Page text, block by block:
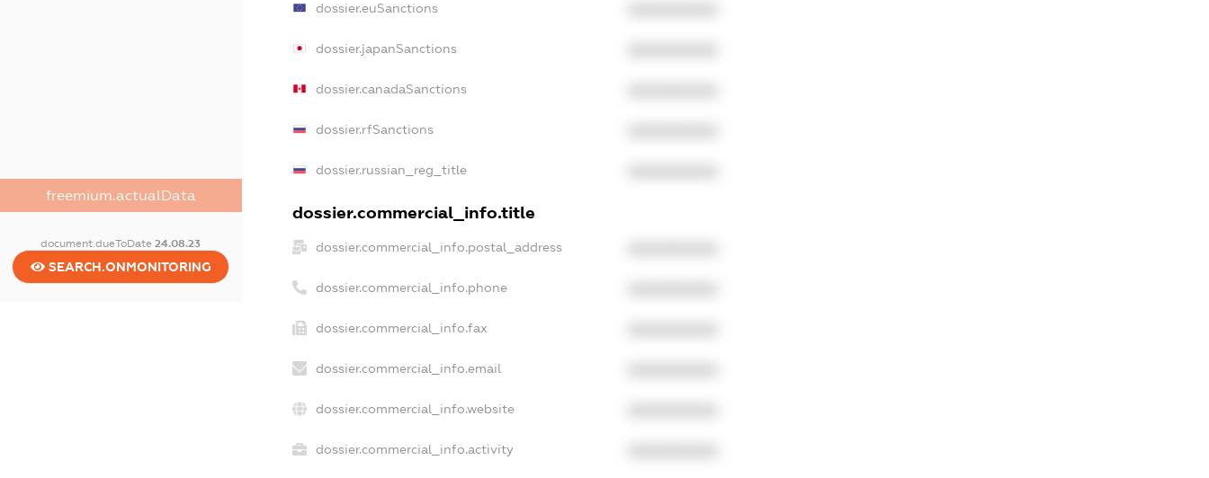
freemium.actualData
document.dueToDate24.08.23
SEARCH.ONMONITORING
dossier.euSanctions
dossier.japanSanctions
dossier.canadaSanctions
dossier.rfSanctions
dossier.russian_reg_title
dossier.commercial_info.title
dossier.commercial_info.postal_address
dossier.commercial_info.phone
dossier.commercial_info.fax
dossier.commercial_info.email
dossier.commercial_info.website
dossier.commercial_info.activity